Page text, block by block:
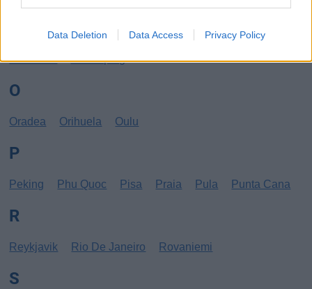
Data Deletion Data Access Privacy Policy
New York Norrköping
O
Oradea Orihuela Oulu
P
Peking Phu Quoc Pisa Praia Pula Punta Cana
R
Reykjavik Rio De Janeiro Rovaniemi
S